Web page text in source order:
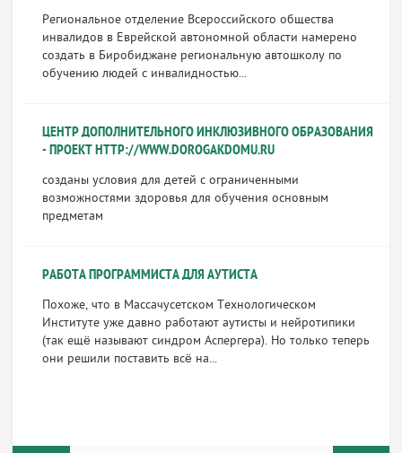
Региональное отделение Всероссийского общества
инвалидов в Еврейской автономной области намерено
создать в Биробиджане региональную автошколу по
обучению людей с инвалидностью...
ЦЕНТР ДОПОЛНИТЕЛЬНОГО ИНКЛЮЗИВНОГО ОБРАЗОВАНИЯ
- ПРОЕКТ HTTP://WWW.DOROGAKDOMU.RU
созданы условия для детей с ограниченными
возможностями здоровья для обучения основным
предметам
РАБОТА ПРОГРАММИСТА ДЛЯ АУТИСТА
Похоже, что в Массачусетском Технологическом
Институте уже давно работают аутисты и нейротипики
(так ещё называют синдром Аспергера). Но только теперь
они решили поставить всё на...